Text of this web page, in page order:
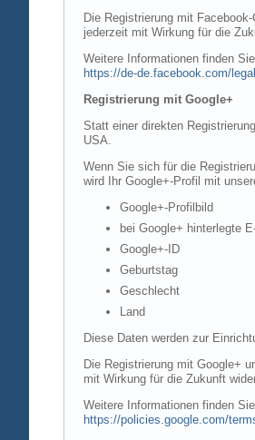
Die Registrierung mit
jederzeit mit Wirkung für die
Weitere Informationen finden
https://de-de.facebook.com/
Registrierung mit Google+
Statt einer direkten
USA.
Wenn Sie sich für die
wird Ihr Google+-Profil mit
Google+-Profilbild
bei Google+ hinterlegte
Google+-ID
Geburtstag
Geschlecht
Land
Diese Daten werden zur
Die Registrierung mit Google+
mit Wirkung für die Zukunft
Weitere Informationen finden
https://policies.google.com/